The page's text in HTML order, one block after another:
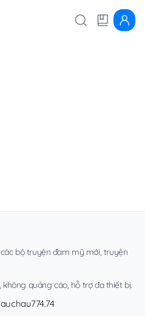
bộ truyện đam mỹ mới, truyện
quảng cáo, hỗ trợ đa thiết bị.